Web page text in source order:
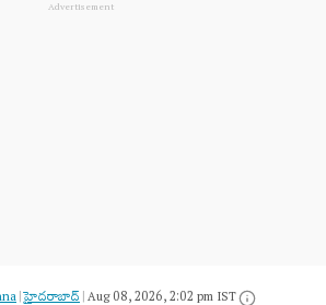
|హైదరాబాద్​|Aug 08, 2026, 2:02 pm IST